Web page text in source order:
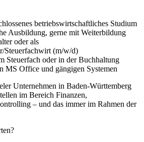
betriebswirtschaftliches Studium
Ausbildung, gerne mit Weiterbildung
oder als
Steuerfachwirt (m/w/d)
Steuerfach oder in der Buchhaltung
MS Office und gängigen Systemen
Unternehmen in Baden-Württemberg
im Bereich Finanzen,
– und das immer im Rahmen der